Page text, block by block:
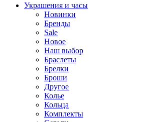
Украшения и часы
Новинки
Бренды
Sale
Новое
Наш выбор
Браслеты
Брелки
Броши
Другое
Колье
Кольца
Комплекты